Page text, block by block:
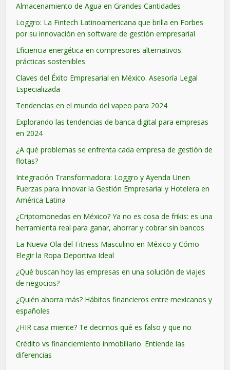
Almacenamiento de Agua en Grandes Cantidades
Loggro: La Fintech Latinoamericana que brilla en Forbes
por su innovación en software de gestión empresarial
Eficiencia energética en compresores alternativos:
prácticas sostenibles
Claves del Éxito Empresarial en México. Asesoría Legal
Especializada
Tendencias en el mundo del vapeo para 2024
Explorando las tendencias de banca digital para empresas
en 2024
¿A qué problemas se enfrenta cada empresa de gestión de
flotas?
Integración Transformadora: Loggro y Ayenda Unen
Fuerzas para Innovar la Gestión Empresarial y Hotelera en
América Latina
¿Criptomonedas en México? Ya no es cosa de frikis: es una
herramienta real para ganar, ahorrar y cobrar sin bancos
La Nueva Ola del Fitness Masculino en México y Cómo
Elegir la Ropa Deportiva Ideal
¿Qué buscan hoy las empresas en una solución de viajes
de negocios?
¿Quién ahorra más? Hábitos financieros entre mexicanos y
españoles
¿HIR casa miente? Te decimos qué es falso y que no
Crédito vs financiemiento inmobiliario. Entiende las
diferencias